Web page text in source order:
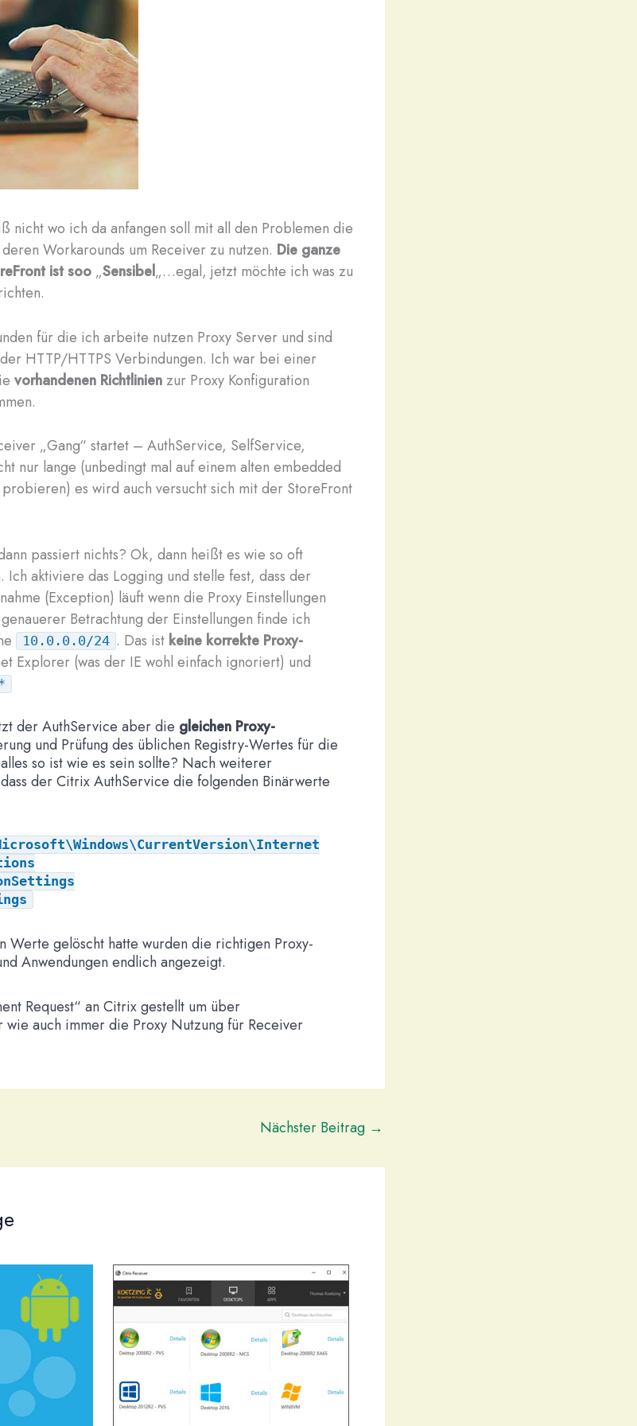
nicht wo ich da anfangen soll mit all den Problemen die
Workarounds um Receiver zu nutzen. Die ganze
ist soo „Sensibel„…egal, jetzt möchte ich was zu
für die ich arbeite nutzen Proxy Server und sind
HTTP/HTTPS Verbindungen. Ich war bei einer
vorhandenen Richtlinienzur Proxy Konfiguration
„Gang“ startet – AuthService, SelfService,
nur lange (unbedingt mal auf einem alten embedded
es wird auch versucht sich mit der StoreFront
passiert nichts? Ok, dann heißt es wie so oft
Ich aktiviere das Logging und stelle fest, dass der
(Exception) läuft wenn die Proxy Einstellungen
Betrachtung der Einstellungen finde ich
10.0.0.0/24 . Das ist keine korrekte Proxy-
Explorer (was der IE wohl einfach ignoriert) und
der AuthService aber die gleichen Proxy-
und Prüfung des üblichen Registry-Wertes für die
so ist wie es sein sollte? Nach weiterer
der Citrix AuthService die folgenden Binärwerte
Werte gelöscht hatte wurden die richtigen Proxy-
Anwendungen endlich angezeigt.
Request“ an Citrix gestellt um über
auch immer die Proxy Nutzung für Receiver
Nächster Beitrag →